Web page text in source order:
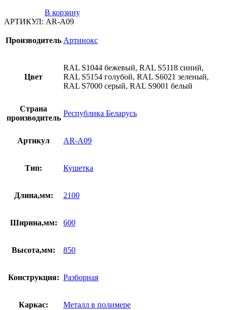
В корзину
АРТИКУЛ: AR-A09
Производитель Артинокс
Цвет
RAL S1044 бежевый, RAL S5118 синий,
RAL S5154 голубой, RAL S6021 зеленый,
RAL S7000 серый, RAL S9001 белый
Страна
производитель
Республика Беларусь
Артикул AR-A09
Тип: Кушетка
Длина,мм: 2100
Ширина,мм: 600
Высота,мм: 850
Конструкция: Разборная
Каркас: Металл в полимере